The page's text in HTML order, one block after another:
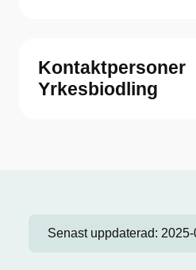
Kontaktpersoner
Yrkesbiodling
Senast uppdaterad: